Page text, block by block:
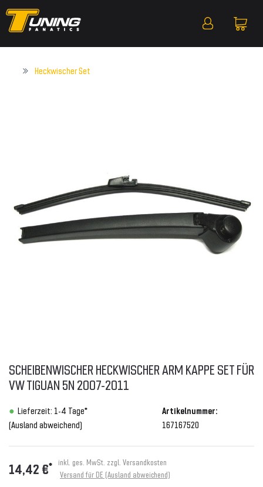
Heckwischer Set
SCHEIBENWISCHER HECKWISCHER ARM KAPPE SET FÜR
VW TIGUAN 5N 2007-2011
Lieferzeit: 1-4 Tage*
(Ausland abweichend)
Artikelnummer:
167167520
14,42 €* inkl. ges. MwSt. zzgl. Versandkosten
Versand für DE (Ausland abweichend)